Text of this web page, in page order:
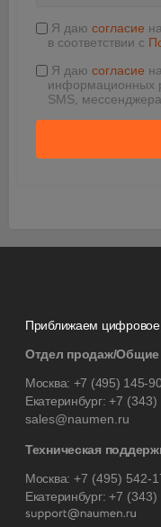
Я даю согласие
в соответствии с
Я даю согласие
информационных
SMS,
Приближаем
Отдел продаж/
Москва: +7 (495) 145-
Екатеринбург:+7 (343)
sales@naumen.ru
Техническая
Москва: +7 (495) 542-
Екатеринбург:+7 (343)